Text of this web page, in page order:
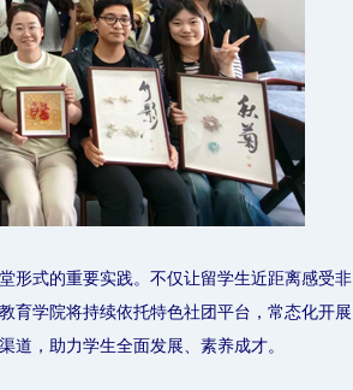
形式的重要实践。不仅让留学生近距离感受非
育学院将持续依托特色社团平台，常态化开展
道，助力学生全面发展、素养成才。